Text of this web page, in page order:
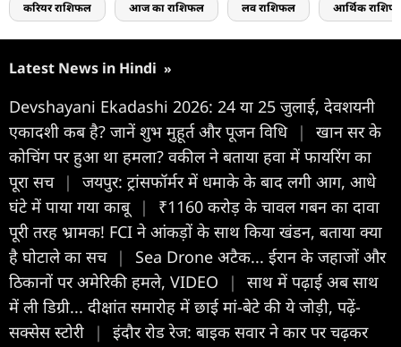
करियर राशिफल आज का राशिफल लव राशिफल आर्थिक
Latest News in Hindi »
Devshayani Ekadashi 2026: 24 या 25 जुलाई, देवशयनी
एकादशी कब है? जानें शुभ मुहूर्त और पूजन विधि |
खान सर के
कोचिंग पर हुआ था हमला? वकील ने बताया हवा में फायरिंग का
पूरा सच |
जयपुर: ट्रांसफॉर्मर में धमाके के बाद लगी आग, आधे
घंटे में पाया गया काबू |
₹1160 करोड़ के चावल गबन का दावा
पूरी तरह भ्रामक! FCI ने आंकड़ों के साथ किया खंडन, बताया क्या
है घोटाले का सच |
Sea Drone अटैक... ईरान के जहाजों और
ठिकानों पर अमेरिकी हमले, VIDEO
|
साथ में पढ़ाई अब साथ
में ली डिग्री... दीक्षांत समारोह में छाई मां-बेटे की ये जोड़ी, पढ़ें-
सक्सेस स्टोरी
|
इंदौर रोड रेज: बाइक सवार ने कार पर चढ़कर